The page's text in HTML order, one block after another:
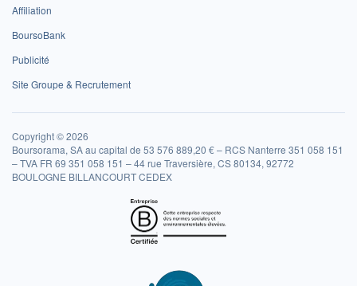
Affiliation
BoursoBank
Publicité
Site Groupe & Recrutement
Copyright © 2026
Boursorama, SA au capital de 53 576 889,20 € – RCS Nanterre 351 058 151
– TVA FR 69 351 058 151 – 44 rue Traversière, CS 80134, 92772
BOULOGNE BILLANCOURT CEDEX